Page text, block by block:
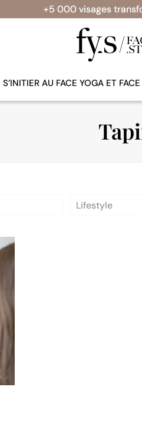
+5 000 visages
S’INITIER AU FACE YOGA ET
Lifestyle